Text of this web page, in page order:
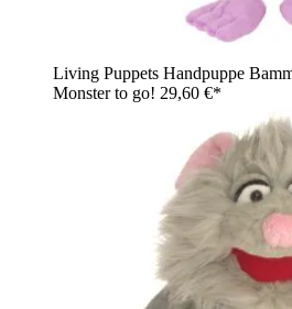
Living Puppets Handpuppe
Monster to go! 29,60 €*